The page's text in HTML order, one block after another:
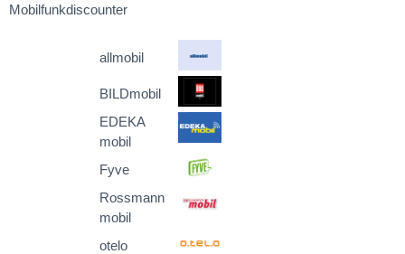
Mobilfunkdiscounter
allmobil
BILDmobil
EDEKA
mobil
Fyve
Rossmann
mobil
otelo